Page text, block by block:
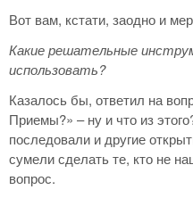
Вот вам, кстати, заодно и
Какие решательные
использовать?
Казалось бы, ответил на
Приемы?» – ну и что из
последовали и другие
сумели сделать те, кто не
вопрос.